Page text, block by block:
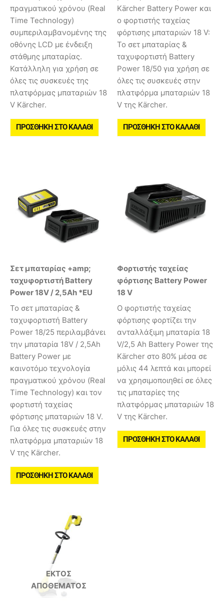
πραγματικού χρόνου (Real
Time Technology)
συμπεριλαμβανομένης της
οθόνης LCD με ένδειξη
στάθμης μπαταρίας.
Κατάλληλη για χρήση σε
όλες τις συσκευές της
πλατφόρμας μπαταριών 18
V Kärcher.
ΠΡΟΣΘΉΚΗ ΣΤΟ ΚΑΛΆΘΙ
Kärcher Battery Power και
ο φορτιστής ταχείας
φόρτισης μπαταριών 18 V:
Το σετ μπαταρίας &
ταχυφορτιστή Battery
Power 18/50 για χρήση σε
όλες τις συσκευές στην
πλατφόρμα μπαταριών 18
V της Kärcher.
ΠΡΟΣΘΉΚΗ ΣΤΟ ΚΑΛΆΘΙ
Σετ μπαταρίας +amp;
ταχυφορτιστή Battery
Power 18V / 2,5Ah *EU
Το σετ μπαταρίας &
ταχυφορτιστή Battery
Power 18/25 περιλαμβάνει
την μπαταρία 18V / 2,5Ah
Battery Power με
καινοτόμο τεχνολογία
πραγματικού χρόνου (Real
Time Technology) και τον
φορτιστή ταχείας
φόρτισης μπαταριών 18 V.
Για όλες τις συσκευές στην
πλατφόρμα μπαταριών 18
V της Kärcher.
ΠΡΟΣΘΉΚΗ ΣΤΟ ΚΑΛΆΘΙ
Φορτιστής ταχείας
φόρτισης Battery Power
18 V
Ο φορτιστής ταχείας
φόρτισης φορτίζει την
ανταλλάξιμη μπαταρία 18
V/2,5 Ah Battery Power της
Kärcher στο 80% μέσα σε
μόλις 44 λεπτά και μπορεί
να χρησιμοποιηθεί σε όλες
τις μπαταρίες της
πλατφόρμας μπαταριών 18
V της Kärcher.
ΠΡΟΣΘΉΚΗ ΣΤΟ ΚΑΛΆΘΙ
ΕΚΤΌΣ
ΑΠΟΘΈΜΑΤΟΣ